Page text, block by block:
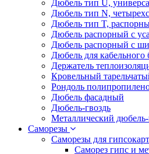
Дюбель тип U,
Дюбель тип N,
Дюбель тип T,
Дюбель распорный с
Дюбель распорный с
Дюбель для кабельного
Держатель
Кровельный
Рондоль
Дюбель фасадный
Дюбель-гвоздь
Металлический дюбель-
Саморезы
Саморезы для
Саморез гипс и